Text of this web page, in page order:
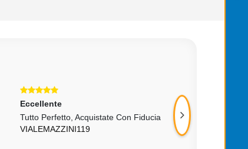
Eccellente
Tutto Perfetto, Acquistate Con Fiducia
VIALEMAZZINI119
Eccellente
Venditore Rapido
Consigliato